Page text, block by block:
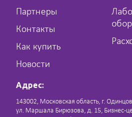
Партнеры
Контакты
Как купить
Новости
Адрес:
143002, Московская область, г.
ул. Маршала Бирюзова, д. 15, Бизнес-